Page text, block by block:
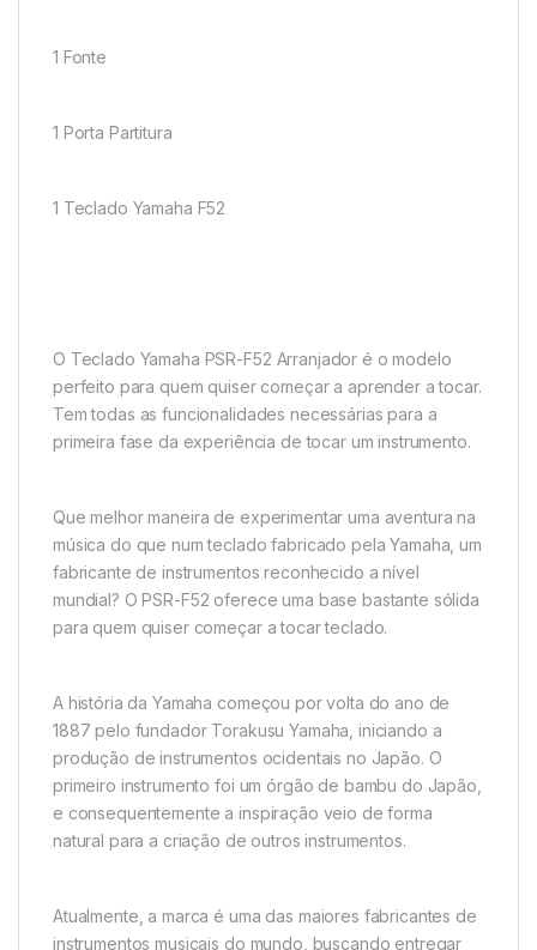
1 Fonte
1 Porta Partitura
1 Teclado Yamaha F52
O Teclado Yamaha PSR-F52 Arranjador é o modelo
perfeito para quem quiser começar a aprender a tocar.
Tem todas as funcionalidades necessárias para a
primeira fase da experiência de tocar um instrumento.
Que melhor maneira de experimentar uma aventura na
música do que num teclado fabricado pela Yamaha, um
fabricante de instrumentos reconhecido a nível
mundial? O PSR-F52 oferece uma base bastante sólida
para quem quiser começar a tocar teclado.
A história da Yamaha começou por volta do ano de
1887 pelo fundador Torakusu Yamaha, iniciando a
produção de instrumentos ocidentais no Japão. O
primeiro instrumento foi um órgão de bambu do Japão,
e consequentemente a inspiração veio de forma
natural para a criação de outros instrumentos.
Atualmente, a marca é uma das maiores fabricantes de
instrumentos musicais do mundo, buscando entregar